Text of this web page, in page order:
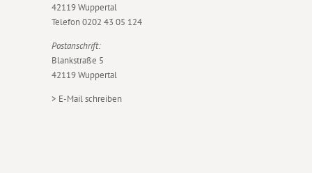
42119 Wuppertal
Telefon0202 43 05 124
Postanschrift:
Blankstraße 5
42119 Wuppertal
> E-Mail schreiben